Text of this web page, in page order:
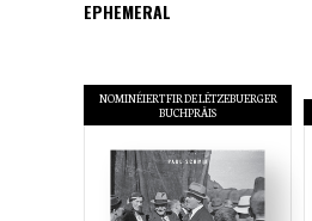
EPHEMERAL
NOMINÉIERT FIR DE LËTZEBUERGER
BUCHPRÄIS